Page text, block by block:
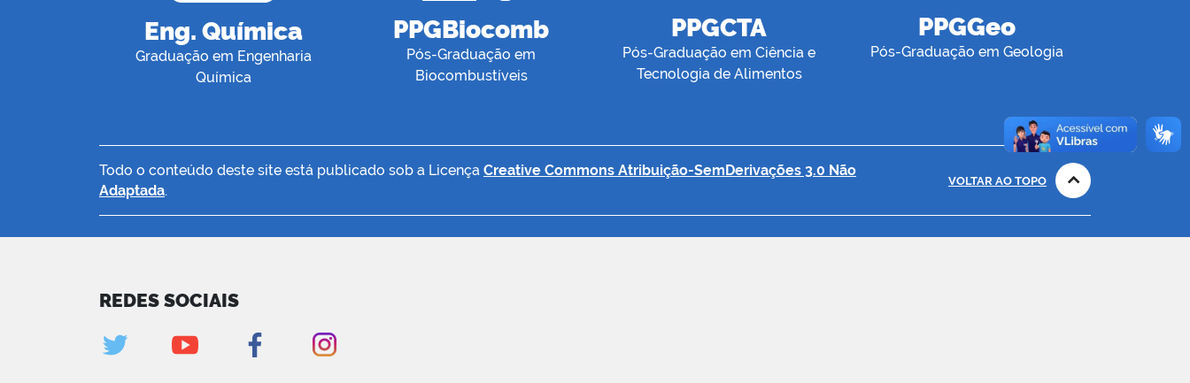
Eng. Química
Graduação em Engenharia
Química
PPGBiocomb
Pós-Graduação em
Biocombustíveis
PPGCTA
Pós-Graduação em Ciência e
Tecnologia de Alimentos
PPGGeo
Pós-Graduação em Geologia
Todo o conteúdo deste site está publicado sob a Licença Creative Commons Atribuição-SemDerivações 3.0 Não
Adaptada.
VOLTAR AO TOPO
REDES SOCIAIS